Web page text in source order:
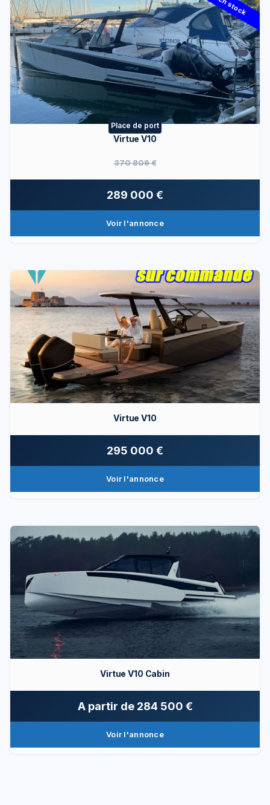
En stock
Virtue V10
Place de port
370 809 €
289 000 €
Voir l'annonce
Virtue V10
295 000 €
Voir l'annonce
Virtue V10 Cabin
A partir de284 500 €
Voir l'annonce